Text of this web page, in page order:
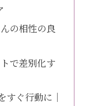
の相性の良
で差別化す
すぐ行動に｜